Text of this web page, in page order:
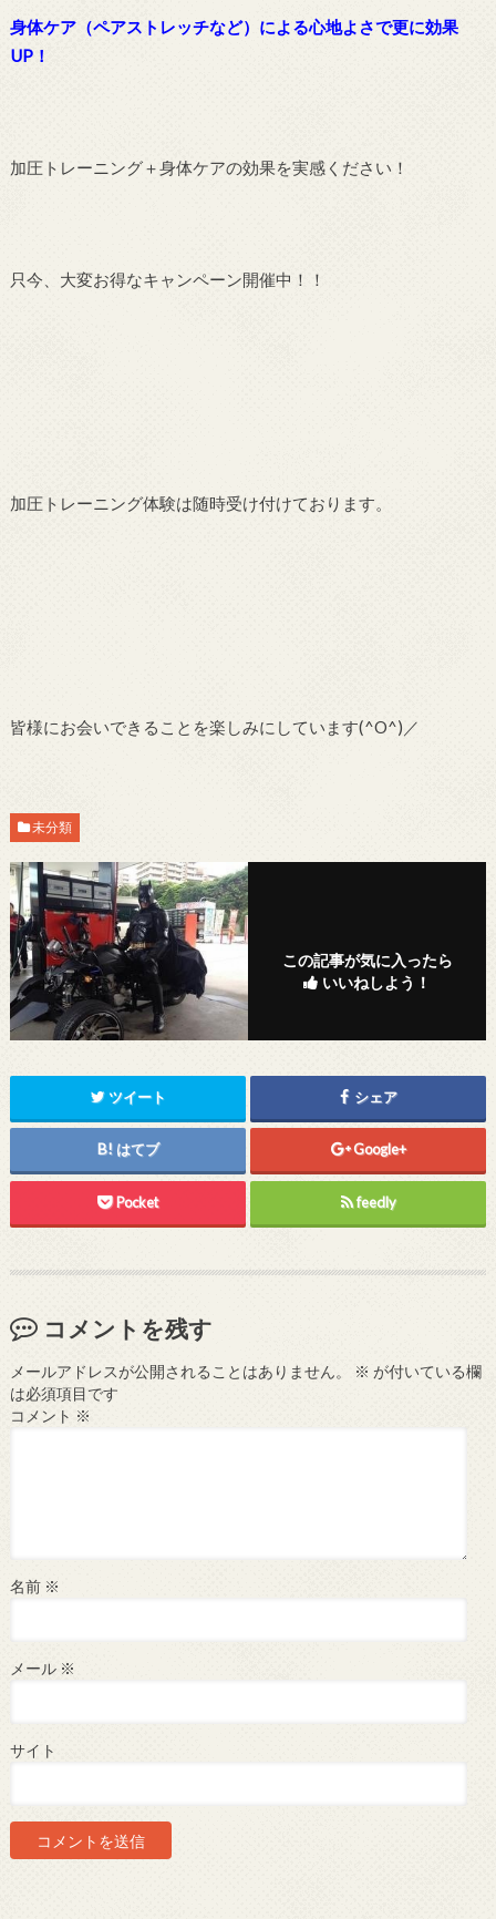
身体ケア（ペアストレッチなど）による心地よさで更に効果
UP！
加圧トレーニング＋身体ケアの効果を実感ください！
只今、大変お得なキャンペーン開催中！！
加圧トレーニング体験は随時受け付けております。
皆様にお会いできることを楽しみにしています(^O^)／
未分類
この記事が気に入ったら
いいねしよう！
ツイート シェア
はてブ Google+
Pocket feedly
コメントを残す
メールアドレスが公開されることはありません。 ※ が付いている欄
は必須項目です
コメント ※
名前 ※
メール ※
サイト